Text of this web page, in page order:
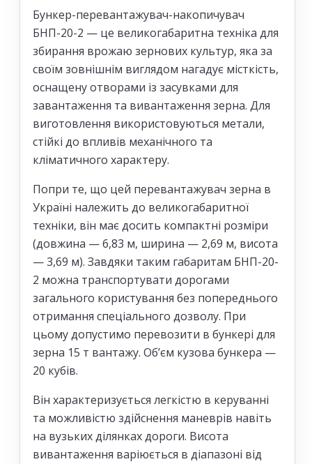
Бункер-перевантажувач-накопичувач
БНП-20-2 — це великогабаритна техніка для
збирання врожаю зернових культур, яка за
своїм зовнішнім виглядом нагадує місткість,
оснащену отворами із засувками для
завантаження та вивантаження зерна. Для
виготовлення використовуються метали,
стійкі до впливів механічного та
кліматичного характеру.
Попри те, що цей перевантажувач зерна в
Україні належить до великогабаритної
техніки, він має досить компактні розміри
(довжина — 6,83 м, ширина — 2,69 м, висота
— 3,69 м). Завдяки таким габаритам БНП-20-
2 можна транспортувати дорогами
загального користування без попереднього
отримання спеціального дозволу. При
цьому допустимо перевозити в бункері для
зерна 15 т вантажу. Об’єм кузова бункера —
20 кубів.
Він характеризується легкістю в керуванні
та можливістю здійснення маневрів навіть
на вузьких ділянках дороги. Висота
вивантаження варіюється в діапазоні від